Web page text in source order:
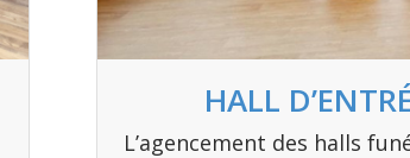
HALL
L’agencement des halls